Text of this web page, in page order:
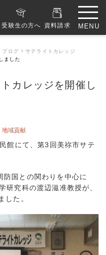
受験生の方へ 資料請求
ブログ
サテライトカレッジ
ました
カレッジを開催し
地域貢献
館にて、第3回美祢市サテ
国との関わりを中心に
研究科の渡辺滋准教授が、
した。